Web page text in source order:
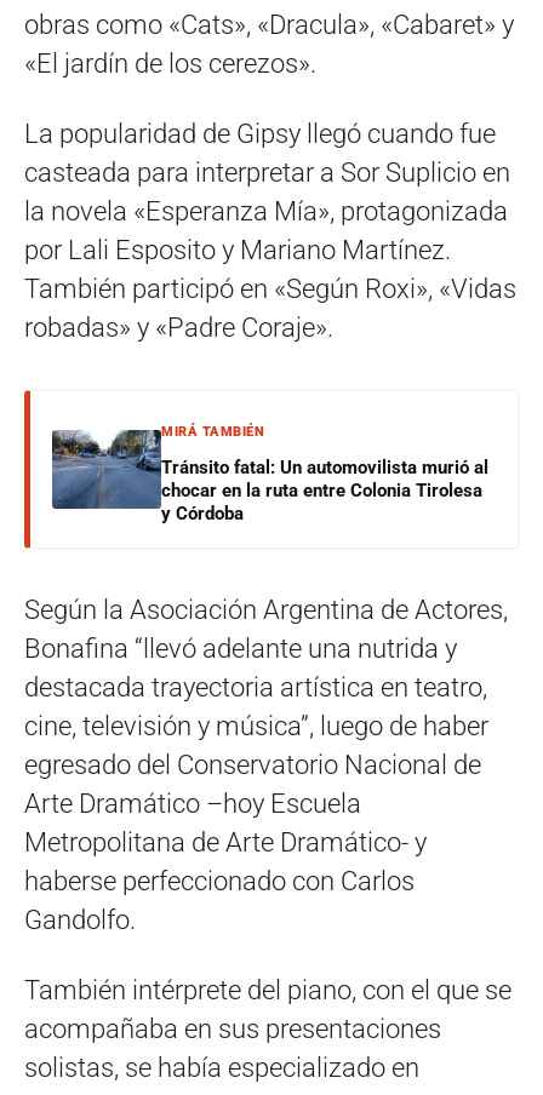
obras como «Cats», «Dracula», «Cabaret» y
«El jardín de los cerezos».
La popularidad de Gipsy llegó cuando fue
casteada para interpretar a Sor Suplicio en
la novela «Esperanza Mía», protagonizada
por Lali Esposito y Mariano Martínez.
También participó en «Según Roxi», «Vidas
robadas» y «Padre Coraje».
MIRÁ TAMBIÉN
Tránsito fatal: Un automovilista murió al
chocar en la ruta entre Colonia Tirolesa
y Córdoba
Según la Asociación Argentina de Actores,
Bonafina “llevó adelante una nutrida y
destacada trayectoria artística en teatro,
cine, televisión y música”, luego de haber
egresado del Conservatorio Nacional de
Arte Dramático –hoy Escuela
Metropolitana de Arte Dramático- y
haberse perfeccionado con Carlos
Gandolfo.
También intérprete del piano, con el que se
acompañaba en sus presentaciones
solistas, se había especializado en